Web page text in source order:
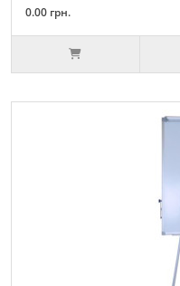
0.00 грн.